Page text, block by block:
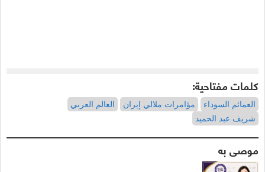
كلمات مفتاحية:
العمائم السوداء مؤامرات ملالي إيران
العالم العربي
شريف عبد الحميد
موصى به